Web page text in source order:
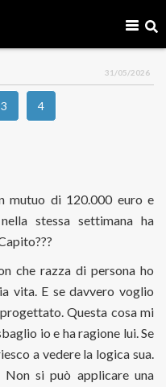
31/05/2026
3 4
mutuo di 120.000 euro e
stessa settimana ha
che razza di persona ho
vita. E se davvero voglio
Questa cosa mi
io e ha ragione lui. Se
a vedere la logica sua.
si può applicare una